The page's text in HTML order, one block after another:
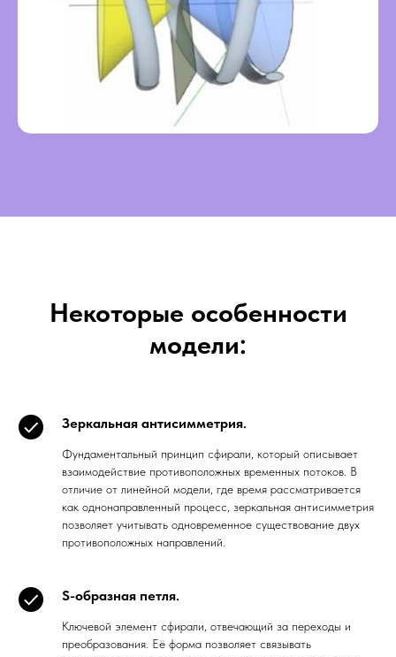
Некоторые особенности
модели:
Зеркальная антисимметрия.
Фундаментальный принцип сфирали, который описывает
взаимодействие противоположных временных потоков. В
отличие от линейной модели, где время рассматривается
как однонаправленный процесс, зеркальная антисимметрия
позволяет учитывать одновременное существование двух
противоположных направлений.
S-образная петля.
Ключевой элемент сфирали, отвечающий за переходы и
преобразования. Её форма позволяет связывать